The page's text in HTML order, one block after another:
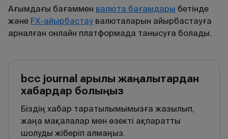
Ағымдағы бағаммен валюта бағамдары бетінде
және FX-айырбастау валюталарын айырбастауға
арналған онлайн платформада танысуға болады.
bcc journal арқылы жаңалықтардан
хабардар болыңыз
Біздің хабар таратылымымызға жазылып,
жаңа мақалалар мен өзекті ақпаратты
шолуды жіберіп алмаңыз.